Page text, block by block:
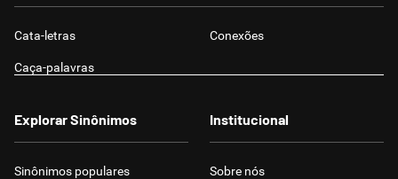
Cata-letras Conexões
Caça-palavras
Explorar Sinônimos
Sinônimos populares
Institucional
Sobre nós